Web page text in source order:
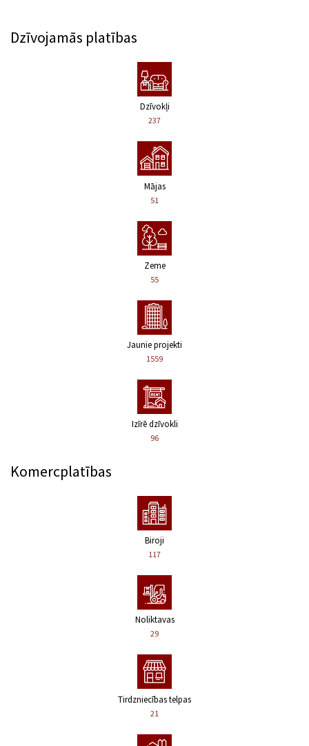
Dzīvojamās platības
Dzīvokļi
237
Mājas
51
Zeme
55
Jaunie projekti
1559
Izīrē dzīvokli
96
Komercplatības
Biroji
117
Noliktavas
29
Tirdzniecības telpas
21